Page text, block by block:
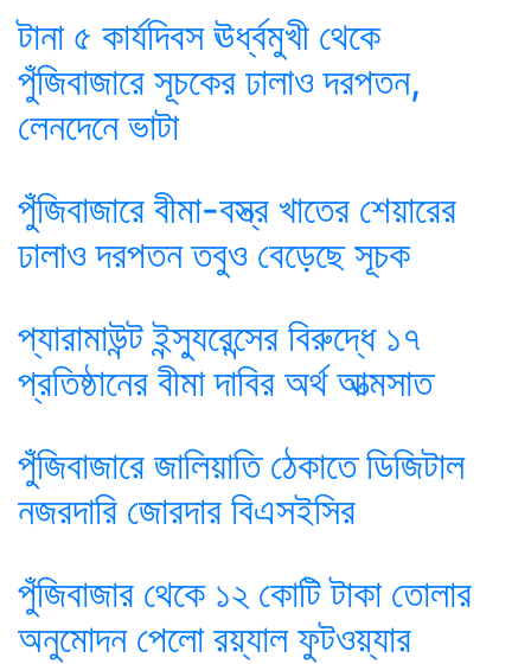
টানা ৫ কার্যদিবস ঊর্ধ্বমুখী থেকে
পুঁজিবাজারে সূচকের ঢালাও দরপতন,
লেনদেনে ভাটা
পুঁজিবাজারে বীমা-বস্ত্র খাতের শেয়ারের
ঢালাও দরপতন তবুও বেড়েছে সূচক
প্যারামাউন্ট ইন্স্যুরেন্সের বিরুদ্ধে ১৭
প্রতিষ্ঠানের বীমা দাবির অর্থ আত্মসাত
পুঁজিবাজারে জালিয়াতি ঠেকাতে ডিজিটাল
নজরদারি জোরদার বিএসইসির
পুঁজিবাজার থেকে ১২ কোটি টাকা তোলার
অনুমোদন পেলো রয়্যাল ফুটওয়্যার